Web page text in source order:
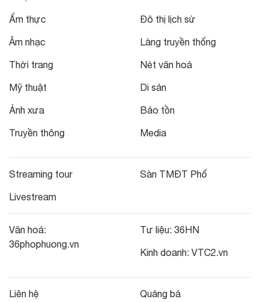
Ẩm thực
Âm nhạc
Thời trang
Mỹ thuật
Ảnh xưa
Truyền thông
Đô thị lịch sử
Làng truyền thống
Nét văn hoá
Di sản
Bảo tồn
Media
Streaming tour
Livestream
Sàn TMĐT Phố
Văn hoá:
36phophuong.vn
Tư liệu: 36HN
Kinh doanh: VTC2.vn
Liên hệ Quảng bá